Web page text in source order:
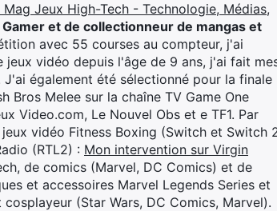
Mag Jeux High-Tech - Technologie, Médias,
et de collectionneur de mangas et
avec 55 courses au compteur, j'ai
jeux vidéo depuis l'âge de 9 ans, j'ai fait
également été sélectionné pour la finale
Bros Melee sur la chaîne TV Game One
Video.com, Le Nouvel Obs et e TF1. Par
vidéo Fitness Boxing (Switch et Switch
(RTL2) : Mon intervention sur Virgin
de comics (Marvel, DC Comics) et de
et accessoires Marvel Legends Series et
(Star Wars, DC Comics, Marvel).